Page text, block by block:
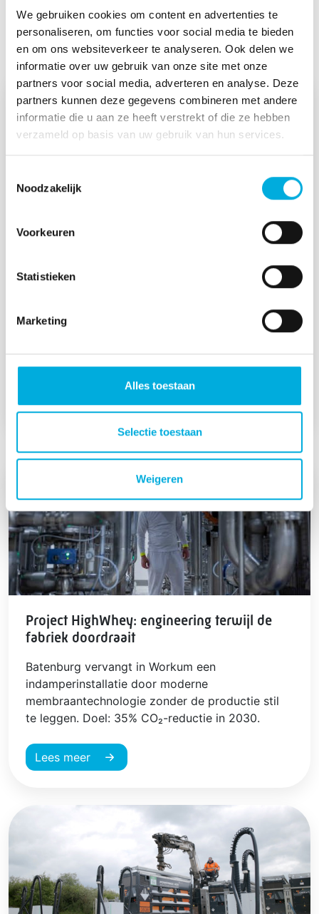
We gebruiken cookies om content en advertenties te
personaliseren, om functies voor social media te bieden
en om ons websiteverkeer te analyseren. Ook delen we
informatie over uw gebruik van onze site met onze
partners voor social media, adverteren en analyse. Deze
partners kunnen deze gegevens combineren met andere
informatie die u aan ze heeft verstrekt of die ze hebben
verzameld op basis van uw gebruik van hun services.
Noodzakelijk
Voorkeuren
Statistieken
Marketing
Alles toestaan
Selectie toestaan
Weigeren
Lees meer
Volledige automatisering voor de
Friso Minerals bouwde in Leeuwarden een
premixen. Wij verzorgden vanaf de eerste P&ID
de elektrotechniek en de PLC-, SCADA- en MES-
traceerbaar is.
Lees meer
Project HighWhey: engineering terwijl de
fabriek doordraait
Batenburg vervangt in Workum een
indamperinstallatie door moderne
membraantechnologie zonder de productie stil
te leggen. Doel: 35% CO₂-reductie in 2030.
Lees meer